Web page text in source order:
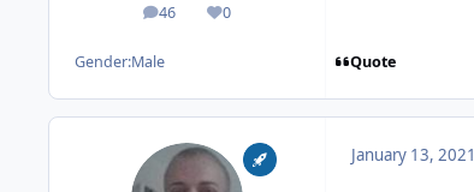
46
posts 0
Reputation
Gender:Male Quote
January 13, 2021